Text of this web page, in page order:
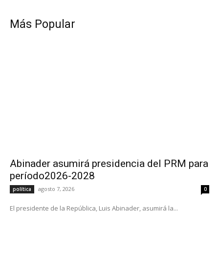
Más Popular
Abinader asumirá presidencia del PRM para
período2026-2028
política agosto 7, 2026 0
El presidente de la República, Luis Abinader, asumirá la...